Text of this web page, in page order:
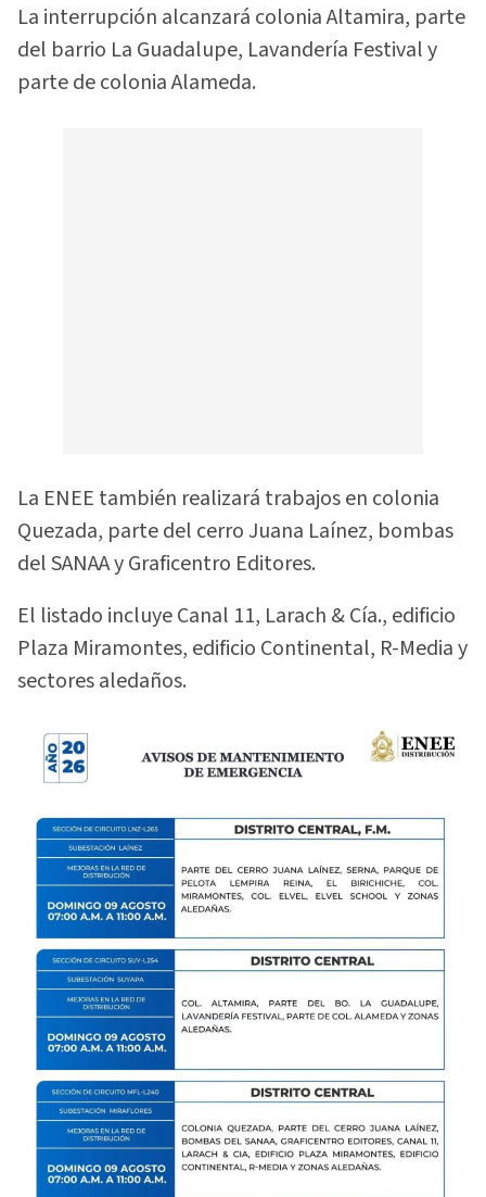
La interrupción alcanzará colonia Altamira, parte
del barrio La Guadalupe, Lavandería Festival y
parte de colonia Alameda.
La ENEE también realizará trabajos en colonia
Quezada, parte del cerro Juana Laínez, bombas
del SANAA y Graficentro Editores.
El listado incluye Canal 11, Larach & Cía., edificio
Plaza Miramontes, edificio Continental, R-Media y
sectores aledaños.